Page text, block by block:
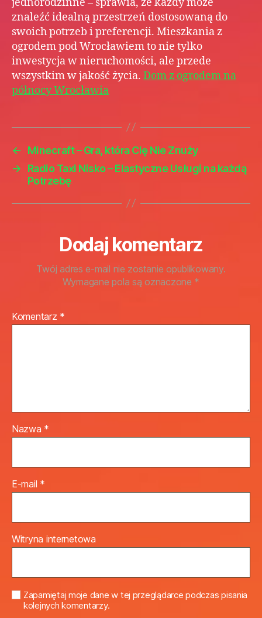
znaleźć idealną przestrzeń dostosowaną do
swoich potrzeb i preferencji. Mieszkania z
ogrodem pod Wrocławiem to nie tylko
inwestycja w nieruchomości, ale przede
wszystkim w jakość życia. Dom z ogrodem na
północy Wrocławia
←
Minecraft – Gra, która Cię Nie Znuży
→
Radio Taxi Nisko – Elastyczne Usługi na każdą
Potrzebę
Dodaj komentarz
Twój adres e-mail nie zostanie opublikowany.
Wymagane pola są oznaczone *
Komentarz *
Nazwa *
E-mail *
Witryna internetowa
Zapamiętaj moje dane w tej przeglądarce podczas pisania
kolejnych komentarzy.